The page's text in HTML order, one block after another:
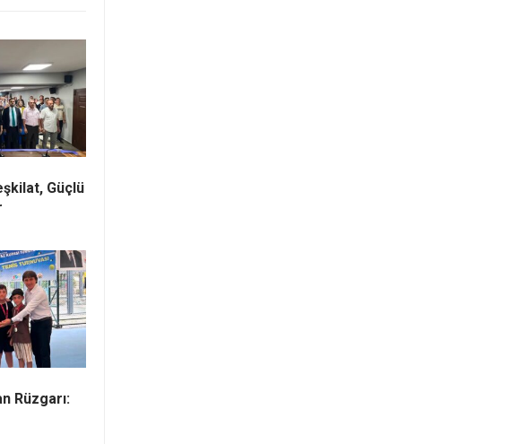
Güçlü
Rüzgarı: